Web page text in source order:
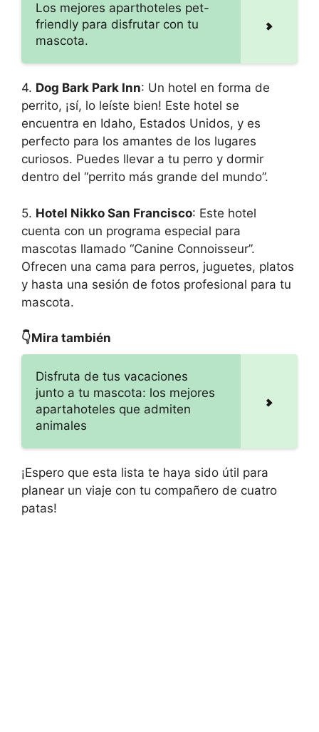
Los mejores aparthoteles pet-
friendly para disfrutar con tu
mascota.
4. Dog Bark Park Inn: Un hotel en forma de
perrito, ¡sí, lo leíste bien! Este hotel se
encuentra en Idaho, Estados Unidos, y es
perfecto para los amantes de los lugares
curiosos. Puedes llevar a tu perro y dormir
dentro del “perrito más grande del mundo”.
5. Hotel Nikko San Francisco: Este hotel
cuenta con un programa especial para
mascotas llamado “Canine Connoisseur”.
Ofrecen una cama para perros, juguetes, platos
y hasta una sesión de fotos profesional para tu
mascota.
👇Mira también
Disfruta de tus vacaciones
junto a tu mascota: los mejores
apartahoteles que admiten
animales
¡Espero que esta lista te haya sido útil para
planear un viaje con tu compañero de cuatro
patas!